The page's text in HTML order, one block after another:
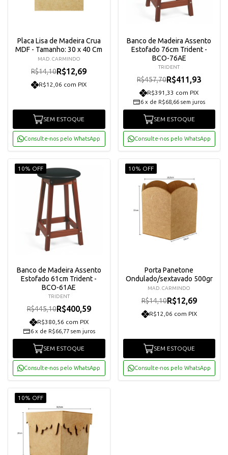
Placa Lisa de Madeira Crua
MDF - Tamanho: 30 x 40 Cm
MAD. CARMINDO
R$14,10R$12,69
R$12,06 com PIX
SEM ESTOQUE
Consulte-nos pelo WhatsApp
Banco de Madeira Assento
Estofado 76cm Trident -
BCO-76AE
TRIDENT
R$457,70R$411,93
R$391,33 com PIX
6 x de R$68,66 sem juros
SEM ESTOQUE
Consulte-nos pelo WhatsApp
10% OFF
Banco de Madeira Assento
Estofado 61cm Trident -
BCO-61AE
TRIDENT
R$445,10R$400,59
R$380,56 com PIX
6 x de R$66,77 sem juros
SEM ESTOQUE
Consulte-nos pelo WhatsApp
10% OFF
Porta Panetone
Ondulado/sextavado 500gr
MAD. CARMINDO
R$14,10R$12,69
R$12,06 com PIX
SEM ESTOQUE
Consulte-nos pelo WhatsApp
10% OFF